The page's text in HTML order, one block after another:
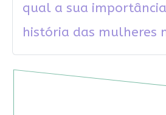
qual a sua
história das mulheres